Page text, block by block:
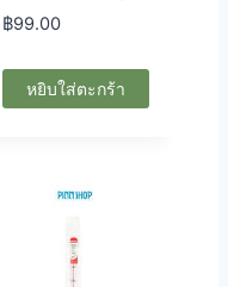
฿99.00
หยิบใส่ตะกร้า